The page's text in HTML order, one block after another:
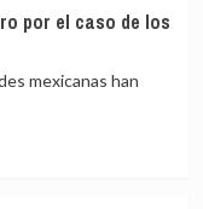
por el caso de los
mexicanas han